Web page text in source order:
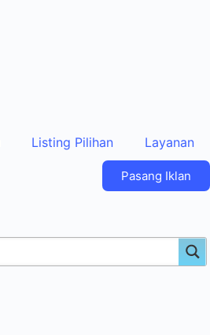
Listing Pilihan Layanan
Pasang Iklan